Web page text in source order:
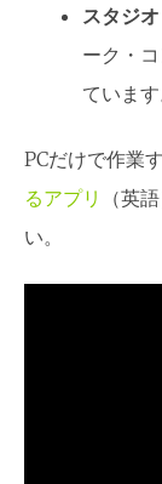
スタジ
ーク・
ています
PCだけで作業
るアプリ
（英
い。